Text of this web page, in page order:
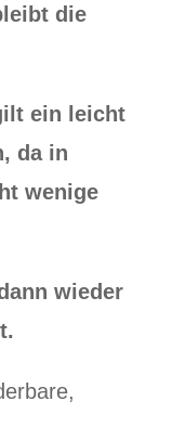
die
ein leicht
da in
wenige
wieder